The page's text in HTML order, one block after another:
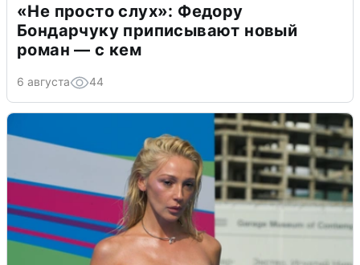
«Не просто слух»: Федору
Бондарчуку приписывают новый
роман — с кем
6 августа 44